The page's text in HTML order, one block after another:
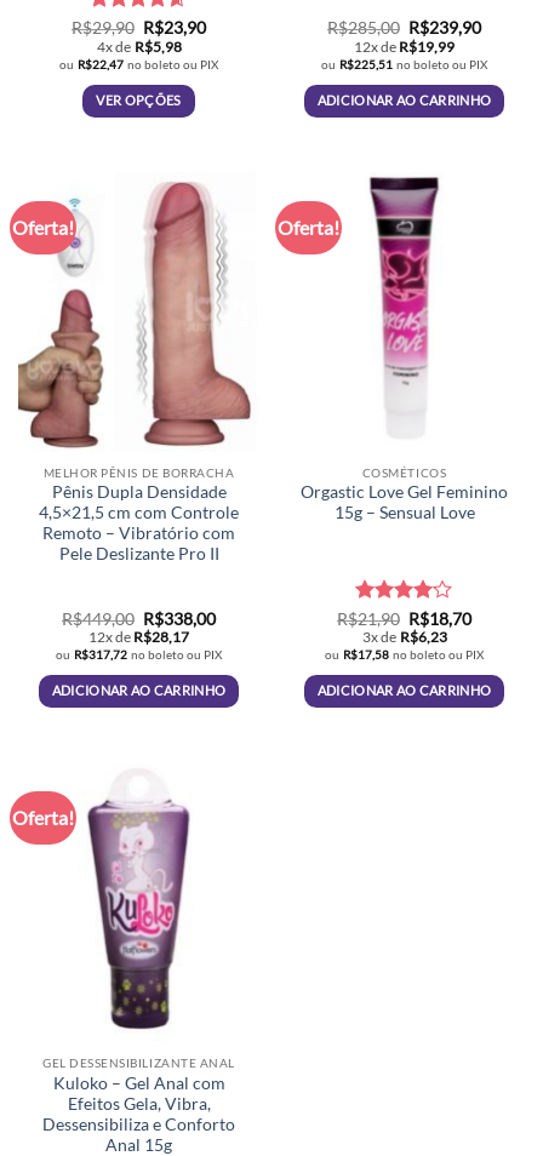
Avaliação
4.59de 5
R$29,90 O
preço
original
era:
R$29,90.
R$23,90O
atual
é:
4x de R$5,98
ou R$22,47 no boleto ou PIX
VER OPÇÕES
tem
várias
variantes.
As
podem
ser
escolhidas
na
página
do
R$285,00 O
preço
original
era:
R$285,00.
R$239,90O
atual
é:
12x de R$19,99
ou R$225,51 no boleto ou PIX
ADICIONAR AO CARRINHO
Oferta!
MELHOR PÊNIS DE BORRACHA
Pênis Dupla Densidade
4,5×21,5 cm com Controle
Remoto – Vibratório com
Pele Deslizante Pro II
R$449,00 O
preço
original
era:
R$449,00.
R$338,00O
atual
é:
R$338,00.
12x de R$28,17
ou R$317,72 no boleto ou PIX
ADICIONAR AO CARRINHO
Oferta!
COSMÉTICOS
Orgastic Love Gel Feminino
15g – Sensual Love
Avaliação
4.07de
5
R$21,90 O
preço
original
era:
R$21,90.
R$18,70O
atual
é:
R$18,70.
3x de R$6,23
ou R$17,58 no boleto ou PIX
ADICIONAR AO CARRINHO
Oferta!
GEL DESSENSIBILIZANTE ANAL
Kuloko – Gel Anal com
Efeitos Gela, Vibra,
Dessensibiliza e Conforto
Anal 15g